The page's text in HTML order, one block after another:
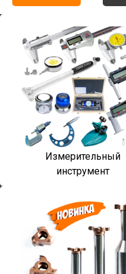
Измерительный
инструмент